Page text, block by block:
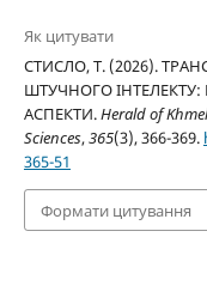
Як цитувати
СТИСЛО, Т. (2026).
ШТУЧНОГО ІНТЕЛЕКТУ:
АСПЕКТИ.Herald of
Sciences,365(3), 366-369.
365-51
Формати цитування